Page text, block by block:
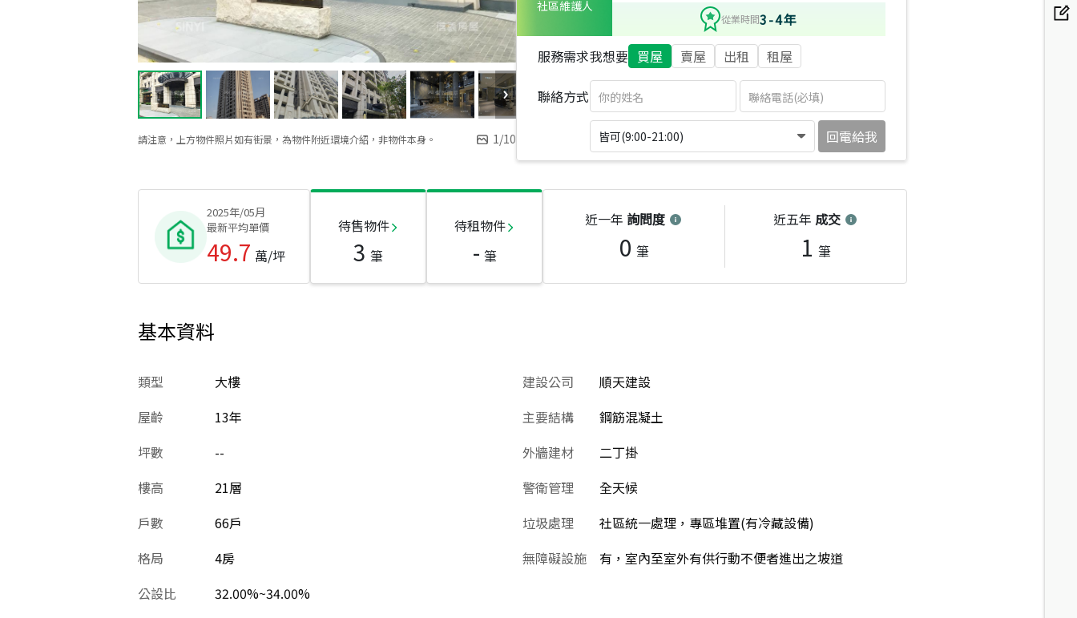
請注意，上方物件照片如有街景，為物件附近環境介紹，非物件本身。 1/10
社區維護人
從業時間3-4年
服務需求我想要 買屋 賣屋 出租 租屋
聯絡方式
皆可(9:00-21:00) 回電給我
2025年/05月
最新平均單價
49.7 萬/坪
待售物件
3 筆
待租物件
- 筆
近一年 詢問度
0 筆
近五年 成交
1 筆
基本資料
類型
大樓
屋齡
13年
坪數
--
樓高
21層
戶數
66戶
格局
4房
公設比
32.00%~34.00%
建設公司
順天建設
主要結構
鋼筋混凝土
外牆建材
二丁掛
警衛管理
全天候
垃圾處理
社區統一處理，專區堆置(有冷藏設備)
無障礙設施
有，室內至室外有供行動不便者進出之坡道